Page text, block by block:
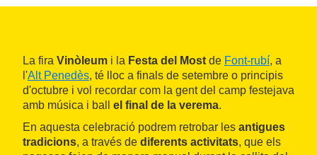
La fira Vinòleum i la Festa del Most de Font-rubí, a
l'Alt Penedès, té lloc a finals de setembre o principis
d'octubre i vol recordar com la gent del camp festejava
amb música i ball el final de la verema.
En aquesta celebració podrem retrobar les antigues
tradicions, a través de diferents activitats, que els